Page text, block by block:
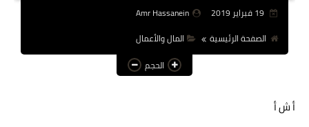
عالم المرأة
فن وثقافة
Amr Hassanein
الصفحة الرئيسية
المال والأعمال
الحجم
أ ش أ